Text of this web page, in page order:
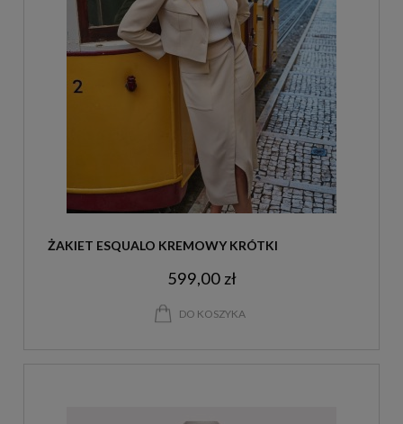
ŻAKIET ESQUALO KREMOWY KRÓTKI
599,00 zł
DO KOSZYKA